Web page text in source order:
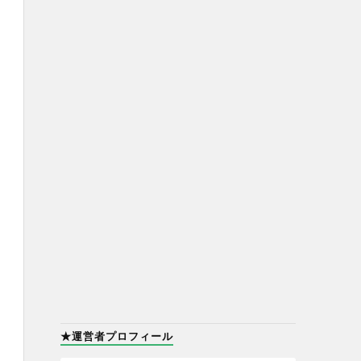
★運営者プロフィール